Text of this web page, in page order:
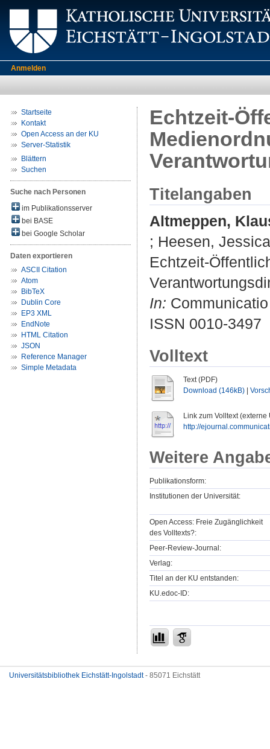
Anmelden
Startseite
Kontakt
Open Access an der KU
Server-Statistik
Blättern
Suchen
Suche nach Personen
im Publikationsserver
bei BASE
bei Google Scholar
Daten exportieren
ASCII Citation
Atom
BibTeX
Dublin Core
EP3 XML
EndNote
HTML Citation
JSON
Reference Manager
Simple Metadata
Echtzeit-
Titelangaben
Altmeppen,
; Heesen, Jessica
Echtzeit-
In:
ISSN 0010-3497
Volltext
Text (PDF)
Download (146kB)
Link zum Volltext (externe
http://
Weitere
Publikationsform:
Institutionen der Universität:
Open Access: Freie Zugänglichkeit
des Volltexts?:
Peer-Review-Journal:
Verlag:
Titel an der KU entstanden:
KU.edoc-ID:
Universitätsbibliothek Eichstätt-Ingolstadt- 85071 Eichstätt